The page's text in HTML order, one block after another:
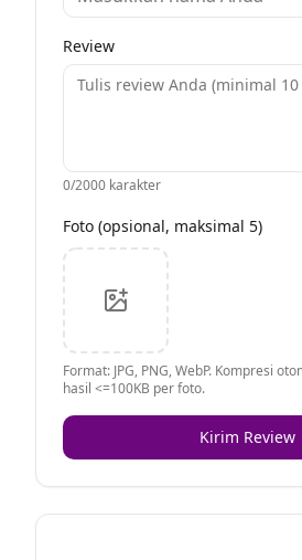
Review
0/2000 karakter
Foto (opsional, maksimal 5)
Format: JPG, PNG, WebP. Kompresi
hasil <=100KB per foto.
Kirim Review